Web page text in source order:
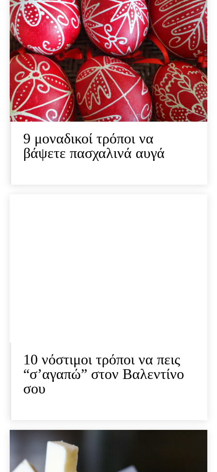
9 μοναδικοί τρόποι να
βάψετε πασχαλινά αυγά
10 νόστιμοι τρόποι να πεις
“σ’αγαπώ” στον Βαλεντίνο
σου